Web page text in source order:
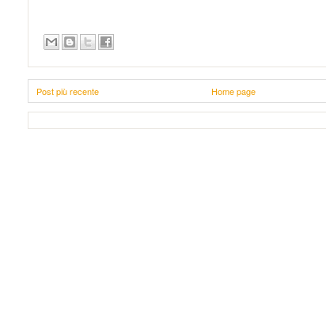
Post più recente Home page